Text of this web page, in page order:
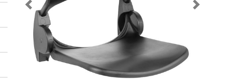
Previous Next